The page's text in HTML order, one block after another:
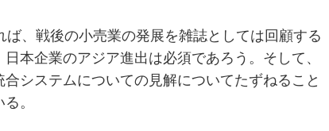
、戦後の小売業の発展を雑誌としては回顧する
本企業のアジア進出は必須であろう。そして、
システムについての見解についてたずねること
。